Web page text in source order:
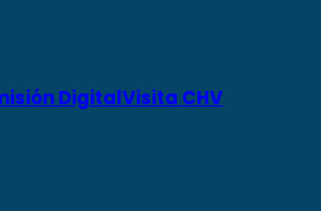
DigitalVisita CHV